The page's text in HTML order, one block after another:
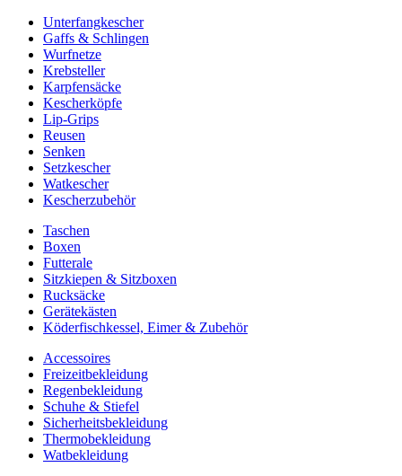
Unterfangkescher
Gaffs & Schlingen
Wurfnetze
Krebsteller
Karpfensäcke
Kescherköpfe
Lip-Grips
Reusen
Senken
Setzkescher
Watkescher
Kescherzubehör
Taschen
Boxen
Futterale
Sitzkiepen & Sitzboxen
Rucksäcke
Gerätekästen
Köderfischkessel, Eimer & Zubehör
Accessoires
Freizeitbekleidung
Regenbekleidung
Schuhe & Stiefel
Sicherheitsbekleidung
Thermobekleidung
Watbekleidung